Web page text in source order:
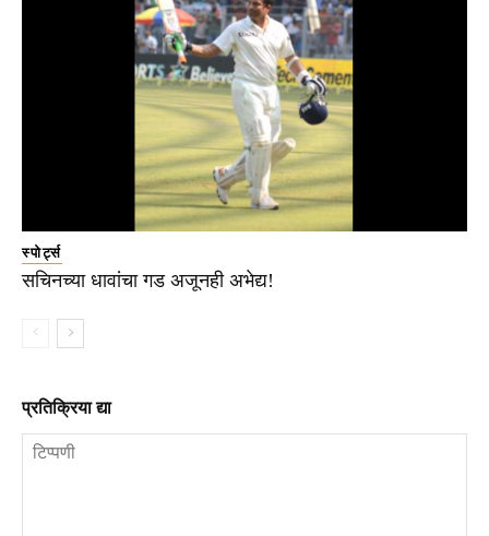
स्पोर्ट्स
सचिनच्या धावांचा गड अजूनही अभेद्य!
प्रतिक्रिया द्या